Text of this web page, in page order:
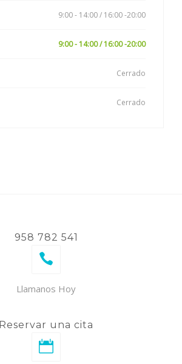
9:00 - 14:00 / 16:00 -20:00
9:00 - 14:00 / 16:00 -20:00
Cerrado
Cerrado
958 782 541
Llamanos Hoy
Reservar una cita